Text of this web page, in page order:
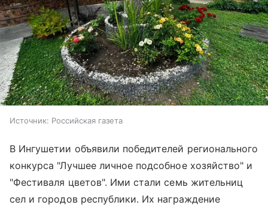
Источник: Российская газета
В Ингушетии объявили победителей регионального
конкурса "Лучшее личное подсобное хозяйство" и
"Фестиваля цветов". Ими стали семь жительниц
сел и городов республики. Их награждение